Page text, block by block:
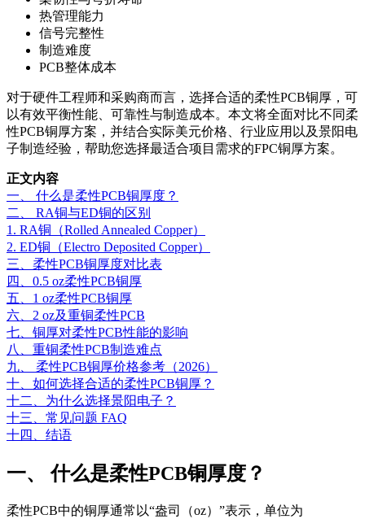
热管理能力
信号完整性
制造难度
PCB整体成本
对于硬件工程师和采购商而言，选择合适的柔性PCB铜厚，可
以有效平衡性能、可靠性与制造成本。本文将全面对比不同柔
性PCB铜厚方案，并结合实际美元价格、行业应用以及景阳电
子制造经验，帮助您选择最适合项目需求的FPC铜厚方案。
正文内容
一、 什么是柔性PCB铜厚度？
二、 RA铜与ED铜的区别
1. RA铜（Rolled Annealed Copper）
2. ED铜（Electro Deposited Copper）
三、柔性PCB铜厚度对比表
四、0.5 oz柔性PCB铜厚
五、1 oz柔性PCB铜厚
六、2 oz及重铜柔性PCB
七、铜厚对柔性PCB性能的影响
八、重铜柔性PCB制造难点
九、 柔性PCB铜厚价格参考（2026）
十、如何选择合适的柔性PCB铜厚？
十二、为什么选择景阳电子？
十三、常见问题 FAQ
十四、结语
一、 什么是柔性PCB铜厚度？
柔性PCB中的铜厚通常以“盎司（oz）”表示，单位为